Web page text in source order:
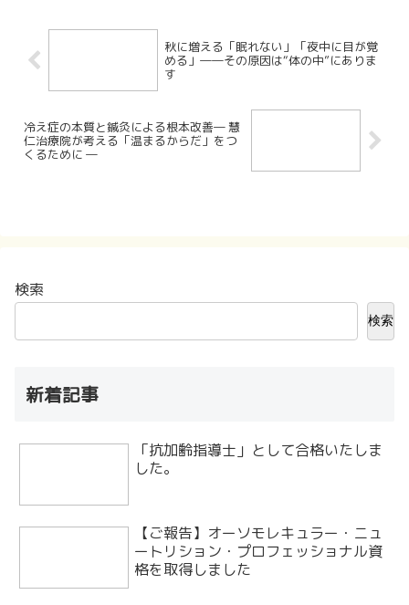
秋に増える「眠れない」「夜中に目が覚
める」――その原因は“体の中”にありま
す
冷え症の本質と鍼灸による根本改善― 慧
仁治療院が考える「温まるからだ」をつ
くるために ―
検索
検索
新着記事
「抗加齢指導士」として合格いたしま
した。
【ご報告】オーソモレキュラー・ニュ
ートリション・プロフェッショナル資
格を取得しました